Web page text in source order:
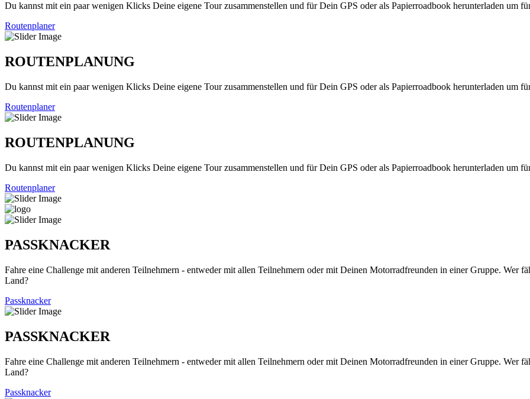
Du kannst mit ein paar wenigen Klicks Deine eigene Tour zusammenstellen und für Dein GPS oder als Papierroadbook herunterladen um
Routenplaner
ROUTENPLANUNG
Du kannst mit ein paar wenigen Klicks Deine eigene Tour zusammenstellen und für Dein GPS oder als Papierroadbook herunterladen um
Routenplaner
ROUTENPLANUNG
Du kannst mit ein paar wenigen Klicks Deine eigene Tour zusammenstellen und für Dein GPS oder als Papierroadbook herunterladen um
Routenplaner
PASSKNACKER
Fahre eine Challenge mit anderen Teilnehmern - entweder mit allen Teilnehmern oder mit Deinen Motorradfreunden in einer Gruppe. Wer
Land?
Passknacker
PASSKNACKER
Fahre eine Challenge mit anderen Teilnehmern - entweder mit allen Teilnehmern oder mit Deinen Motorradfreunden in einer Gruppe. Wer
Land?
Passknacker